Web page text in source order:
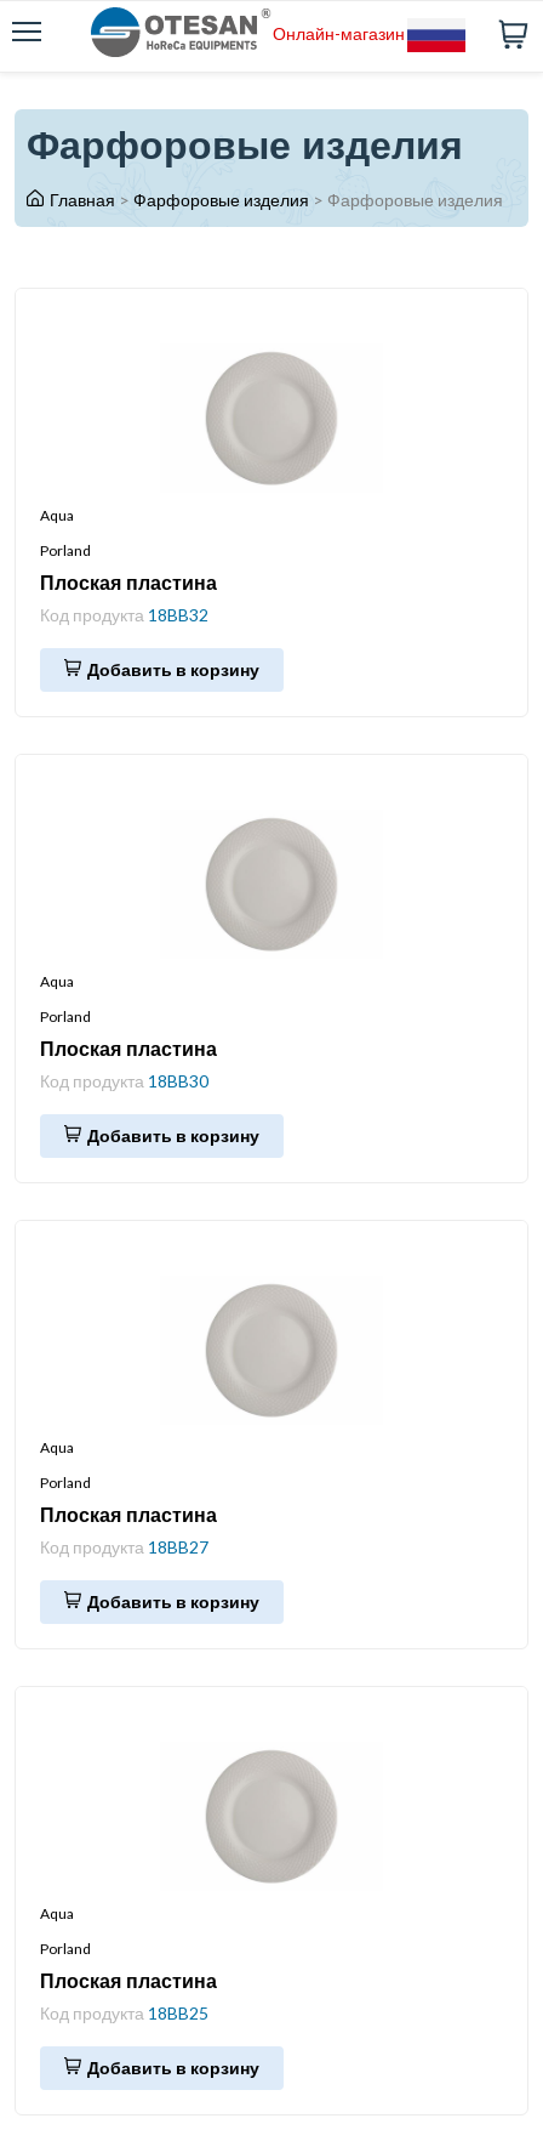
Онлайн-магазин
Фарфоровые изделия
Главная > Фарфоровые изделия > Фарфоровые изделия
Aqua
Porland
Плоская пластина
Код продукта 18BB32
Добавить в корзину
Aqua
Porland
Плоская пластина
Код продукта 18BB30
Добавить в корзину
Aqua
Porland
Плоская пластина
Код продукта 18BB27
Добавить в корзину
Aqua
Porland
Плоская пластина
Код продукта 18BB25
Добавить в корзину